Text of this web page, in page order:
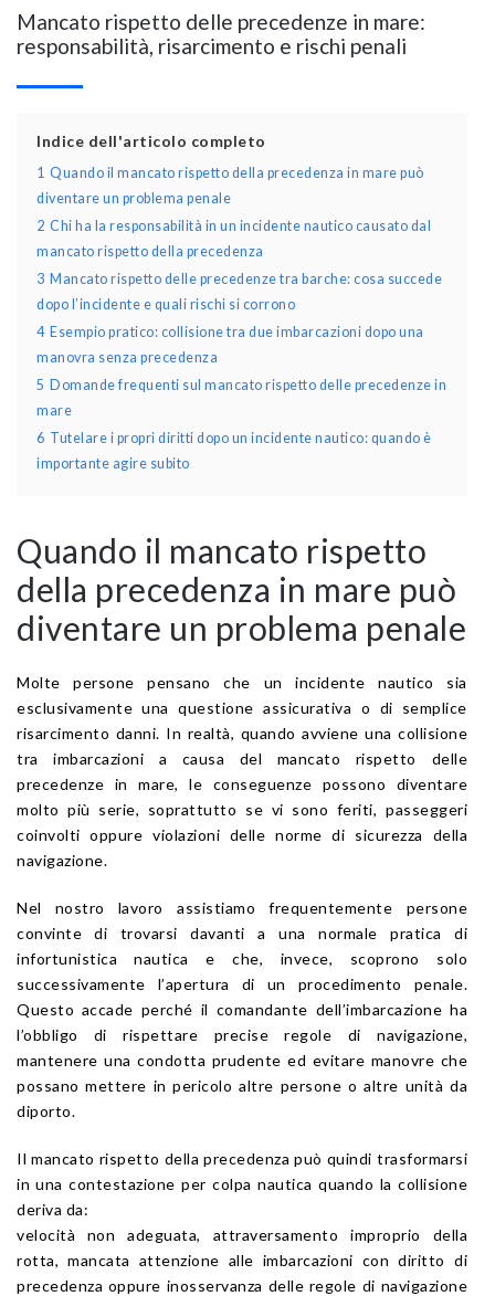
Mancato rispetto delle precedenze in mare:
responsabilità, risarcimento e rischi penali
Indice dell'articolo completo
1 Quando il mancato rispetto della precedenza in mare può
diventare un problema penale
2 Chi ha la responsabilità in un incidente nautico causato dal
mancato rispetto della precedenza
3 Mancato rispetto delle precedenze tra barche: cosa succede
dopo l’incidente e quali rischi si corrono
4 Esempio pratico: collisione tra due imbarcazioni dopo una
manovra senza precedenza
5 Domande frequenti sul mancato rispetto delle precedenze in
mare
6 Tutelare i propri diritti dopo un incidente nautico: quando è
importante agire subito
Quando il mancato rispetto
della precedenza in mare può
diventare un problema penale
Molte persone pensano che un incidente nautico sia
esclusivamente una questione assicurativa o di semplice
risarcimento danni. In realtà, quando avviene una collisione
tra imbarcazioni a causa del mancato rispetto delle
precedenze in mare, le conseguenze possono diventare
molto più serie, soprattutto se vi sono feriti, passeggeri
coinvolti oppure violazioni delle norme di sicurezza della
navigazione.
Nel nostro lavoro assistiamo frequentemente persone
convinte di trovarsi davanti a una normale pratica di
infortunistica nautica e che, invece, scoprono solo
successivamente l’apertura di un procedimento penale.
Questo accade perché il comandante dell’imbarcazione ha
l’obbligo di rispettare precise regole di navigazione,
mantenere una condotta prudente ed evitare manovre che
possano mettere in pericolo altre persone o altre unità da
diporto.
Il mancato rispetto della precedenza può quindi trasformarsi
in una contestazione per colpa nautica quando la collisione
deriva da:
velocità non adeguata, attraversamento improprio della
rotta, mancata attenzione alle imbarcazioni con diritto di
precedenza oppure inosservanza delle regole di navigazione